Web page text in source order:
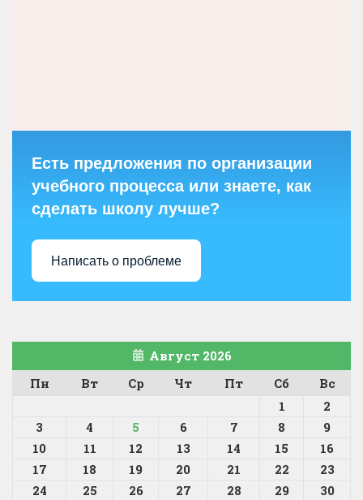
Есть предложения по организации
учебного процесса или знаете, как
сделать школу лучше?
Написать о проблеме
Август 2026
Пн
Вт Ср Чт Пт Сб
Вс
1
2
3
4 5 6 7 8
9
10
11 12 13 14 15
16
17
18 19 20 21 22
23
24
25 26 27 28 29
30